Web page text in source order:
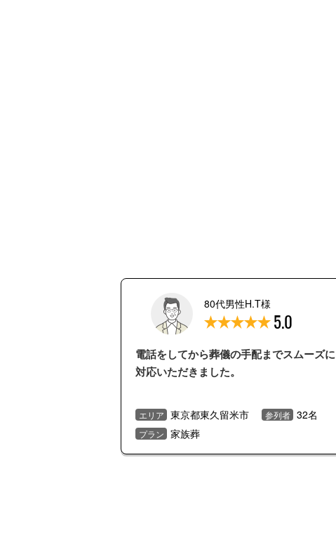
80代男性H.T様
5.0
電話をしてから葬儀の手配までスムーズに
対応いただきました。
エリア 東京都東久留米市 参列者 32名
プラン 家族葬